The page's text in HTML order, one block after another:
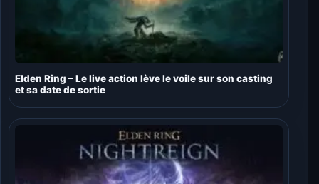
Elden Ring – Le live action lève le voile sur son casting
et sa date de sortie